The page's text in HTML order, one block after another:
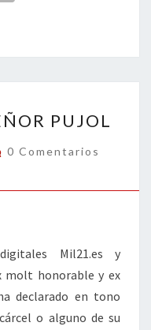
p
ar
tir PUJOL
Comentarios
0 Comentarios
Mil21.es y
molt honorable y ex
declarado en tono
o alguno de su